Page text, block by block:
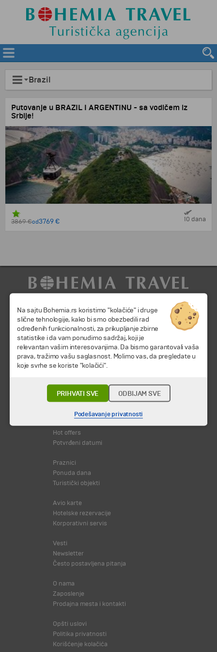
Brazil
Putovanje u BRAZIL I ARGENTINU - sa vodičem iz
Srbije!
3869 €od3769 € 10 dana
© 2026 TA BOHEMIA TRAVEL DOO. Sva prava zadržava.
Kalendar
Svi programi od A do Š
Hot offers
Potvrđeni datumi
Praznici
Ponuda dana
Turistički objekti
Avio karte
Hotelske rezervacije
Korporativni servis
Vesti
Newsletter
Često postavljena pitanja
O nama
Zaposlenje
Prodajna mesta i kontakti
Opšti uslovi
Politika privatnosti
Korišćenje kolačića
Na sajtu Bohemia.rs koristimo "kolačiće" i druge
slične tehnologije, kako bi smo obezbedili rad
određenih funkcionalnosti, za prikupljanje zbirne
statistike i da vam ponudimo sadržaj, koji je
relevantan vašim interesovanjima. Da bismo garantovali vaša
prava, tražimo vašu saglasnost. Molimo vas, da pregledate u
koje svrhe se koriste "kolačići".
PRIHVATI SVE ODBIJAM SVE
Podešavanje privatnosti